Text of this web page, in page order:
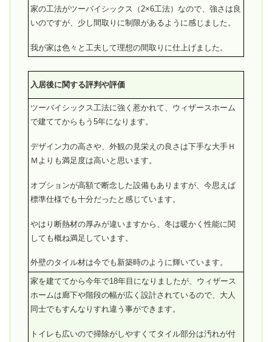
家の工法がツーバイシックス（2×6工法）なので、強さは良
いのですが、少し間取りに制限があるように感じました。
我が家は色々と工夫して理想の間取りに仕上げました。
入居後に関する評判や評価
ツーバイシックス工法に強く惹かれて、ウィザースホーム
で建ててからもう5年になります。
デザイン力の高さや、外観の見栄えの良さは下手な大手Ｈ
Ｍよりも満足度は高いと思います。
オプションが高額で断念した設備もありますが、今思えば
標準仕様でも十分だったと感じています。
やはり断熱材の厚みが違いますから、冬は暖かく性能に関
しても概ね満足しています。
外壁のタイル材は今でも新築時のように輝いています。
家を建ててから今年で18年目になりましたが、ウィザース
ホームは廊下や階段の幅が広く設計されているので、大人
同士でもすんなりすれ違う事ができます。
トイレも広いので掃除がしやすくてタイル部分は汚れが付